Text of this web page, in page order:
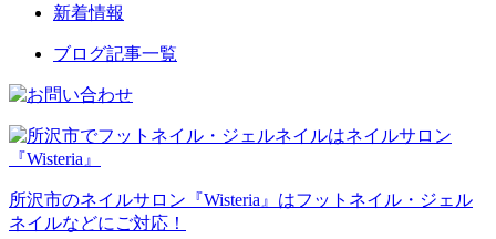
新着情報
ブログ記事一覧
所沢市のネイルサロン『Wisteria』はフットネイル・ジェル
ネイルなどにご対応！